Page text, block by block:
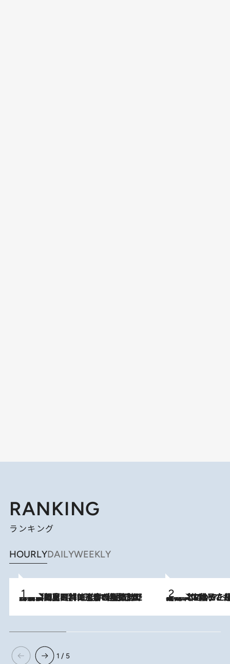
RANKING
ランキング
HOURLYDAILYWEEKLY
2026.8.8
「最後に見られてよかった」上野動物園の東園パンダ舎が解体前に特別公開。8月16日まで延長されたパネル展と共に辿る“半世紀”のパンダ飼育《解体工事の図面あり》 2026.8.5
【阿川佐和子さんの年とる力】なぜ70代で始めた趣味は“こんなに楽しい”のか？ ピアノ、俳句…スランプに陥っても続けられる“ある秘訣”とは
1 / 5